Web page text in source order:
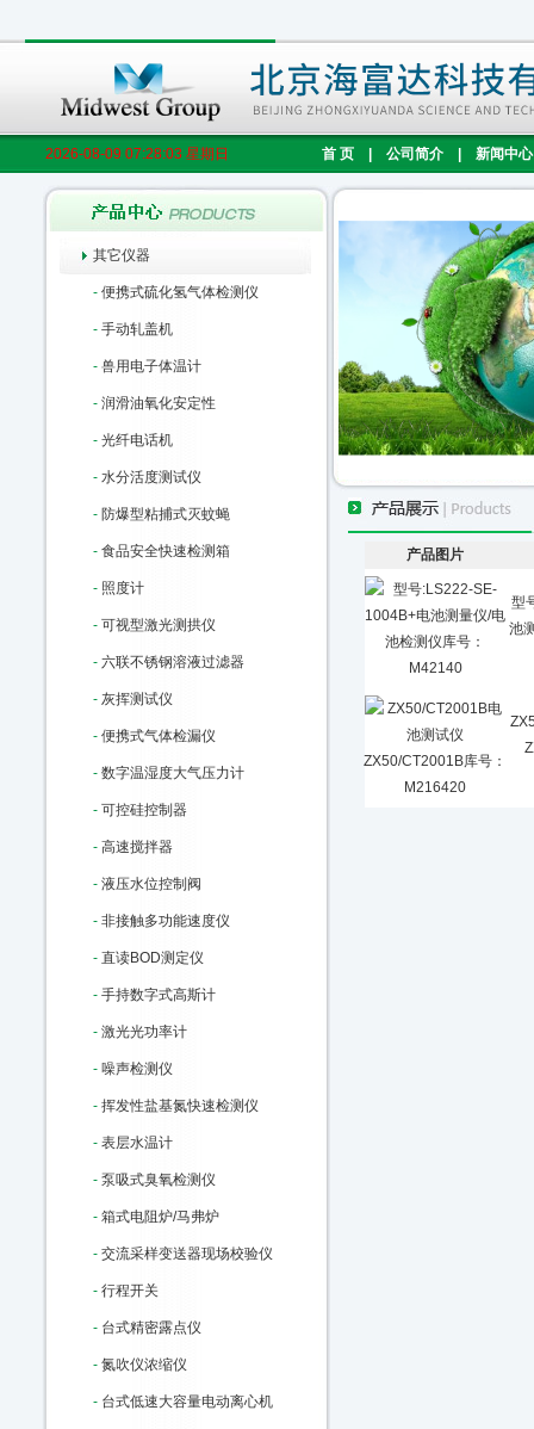
2026-08-09 07:28:04 星期日 首 页 公司简介 新闻中心
其它仪器
- 便携式硫化氢气体检测仪
- 手动轧盖机
- 兽用电子体温计
- 润滑油氧化安定性
- 光纤电话机
- 水分活度测试仪
- 防爆型粘捕式灭蚊蝇
- 食品安全快速检测箱
- 照度计
- 可视型激光测拱仪
- 六联不锈钢溶液过滤器
- 灰挥测试仪
- 便携式气体检漏仪
- 数字温湿度大气压力计
- 可控硅控制器
- 高速搅拌器
- 液压水位控制阀
- 非接触多功能速度仪
- 直读BOD测定仪
- 手持数字式高斯计
- 激光光功率计
- 噪声检测仪
- 挥发性盐基氮快速检测仪
- 表层水温计
- 泵吸式臭氧检测仪
- 箱式电阻炉/马弗炉
- 交流采样变送器现场校验仪
- 行程开关
- 台式精密露点仪
- 氮吹仪浓缩仪
- 台式低速大容量电动离心机
产品图片
型
池